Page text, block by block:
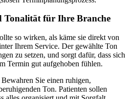
Tonalität für Ihre Branche
so wirken, als käme sie direkt von
Ihrem Service. Der gewählte Ton
zu setzen, und sorgt dafür, dass sich
Termin gut aufgehoben fühlen.
Bewahren Sie einen ruhigen,
Ton. Patienten sollen